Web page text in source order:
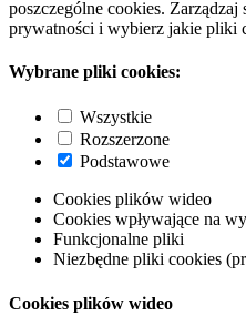
poszczególne cookies.
prywatności i wybierz jakie pliki
Wybrane pliki cookies:
Wszystkie
Rozszerzone
Podstawowe
Cookies plików wideo
Cookies wpływające na
Funkcjonalne pliki
Niezbędne pliki cookies
Cookies plików wideo